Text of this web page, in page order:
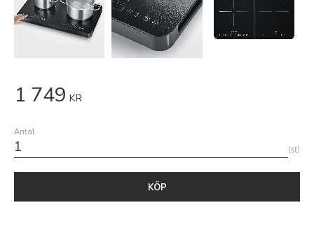
1 749 KR
Antal
st
KÖP